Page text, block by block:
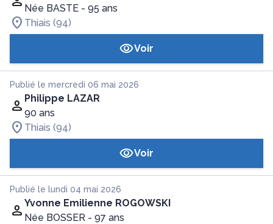
Née BASTE - 95 ans
Thiais (94)
Voir
Publié le mercredi 06 mai 2026
Philippe LAZAR
90 ans
Thiais (94)
Voir
Publié le lundi 04 mai 2026
Yvonne Emilienne ROGOWSKI
Née BOSSER - 97 ans